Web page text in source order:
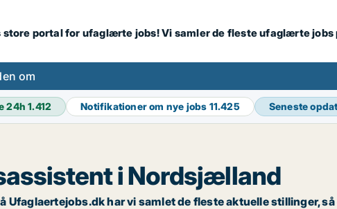
store portal for ufaglærte jobs! Vi samler de fleste ufaglærte jobs
om
24h1.412 Notifikationer om nye jobs 11.425 Seneste
i Nordsjælland
har vi samlet de fleste aktuelle stillinger,